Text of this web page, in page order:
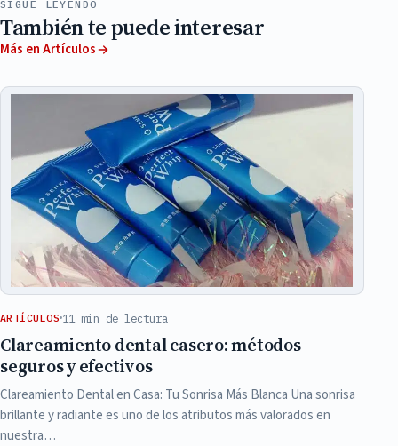
SIGUE LEYENDO
También te puede interesar
Más en Artículos
ARTÍCULOS 11 min de lectura
Clareamiento dental casero: métodos
seguros y efectivos
Clareamiento Dental en Casa: Tu Sonrisa Más Blanca Una sonrisa
brillante y radiante es uno de los atributos más valorados en
nuestra…